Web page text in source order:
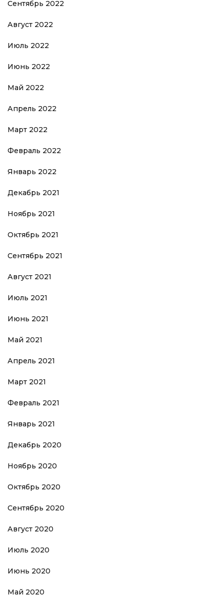
Сентябрь 2022
Август 2022
Июль 2022
Июнь 2022
Май 2022
Апрель 2022
Март 2022
Февраль 2022
Январь 2022
Декабрь 2021
Ноябрь 2021
Октябрь 2021
Сентябрь 2021
Август 2021
Июль 2021
Июнь 2021
Май 2021
Апрель 2021
Март 2021
Февраль 2021
Январь 2021
Декабрь 2020
Ноябрь 2020
Октябрь 2020
Сентябрь 2020
Август 2020
Июль 2020
Июнь 2020
Май 2020